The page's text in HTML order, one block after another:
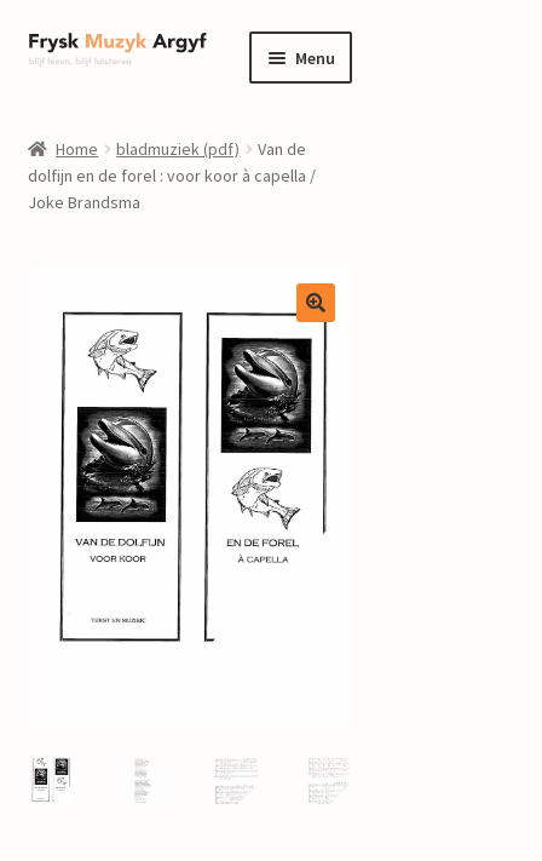
Ga
door
navigatie
Ga
naar
inhoud
Menu
informatie
Submenu
Componisten
nieuws
events
contact
mijn account
Home bladmuziek (pdf)
Van de
dolfijn en de forel : voor koor à capella /
Joke Brandsma